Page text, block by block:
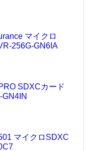
マイクロ
256G-GN6IA
SDXCカード
マイクロSDXC